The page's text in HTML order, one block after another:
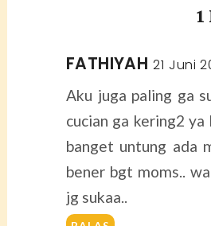
FATHIYAH 21 Juni
Aku juga paling ga
cucian ga kering2
banget untung ada
bener bgt moms..
jg sukaa..